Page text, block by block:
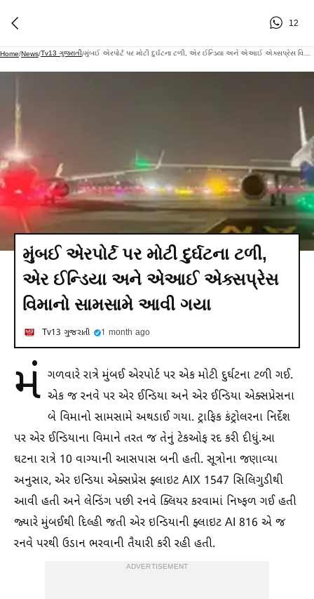
12
Home/News/Tv13 ગુજરાતી/
મુંબઈ એરપોર્ટ પર મોટી દુર્ઘટના ટળી,
એર ઈન્ડિયા અને એઆઈ એક્સપ્રેસ
વિમાનો સામસામે આવી ગયા
Tv13 ગુજરાતી 1 month ago
મં ગળવારે રાત્રે મુંબઈ એરપોર્ટ પર એક મોટી દુર્ઘટના ટળી ગઈ.
એક જ રનવે પર એર ઈન્ડિયા અને એર ઈન્ડિયા એક્સપ્રેસના
બે વિમાનો સામસામે અથડાઈ ગયા. ટ્રાફિક કંટ્રોલરના નિર્દેશ
પર એર ઈન્ડિયાના વિમાને તરત જ તેનું ટેકઓફ રદ કરી દીધું.આ
ઘટના રાત્રે 10 વાગ્યાની આસપાસ બની હતી. સૂત્રોના જણાવ્યા
અનુસાર, એર ઇન્ડિયા એક્સપ્રેસ ફ્લાઇટ AIX 1547 સિલિગુડીથી
આવી હતી અને લેન્ડિંગ પછી રનવે ક્લિયર કરવામાં નિષ્ફળ ગઈ હતી
જ્યારે મુંબઈથી દિલ્હી જતી એર ઇન્ડિયાની ફ્લાઇટ AI 816 એ જ
રનવે પરથી ઉડાન ભરવાની તૈયારી કરી રહી હતી.
ADVERTISEMENT